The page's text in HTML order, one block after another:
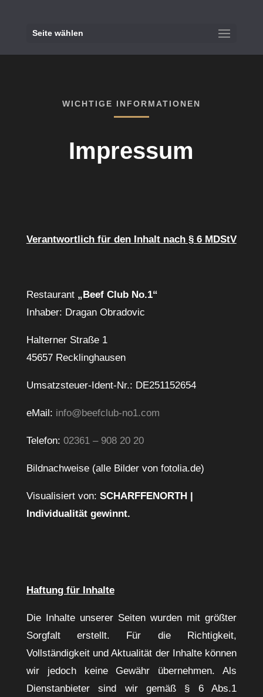
Seite wählen
WICHTIGE INFORMATIONEN
Impressum
Verantwortlich für den Inhalt nach § 6 MDStV
Restaurant „Beef Club No.1“
Inhaber: Dragan Obradovic
Halterner Straße 1
45657 Recklinghausen
Umsatzsteuer-Ident-Nr.: DE251152654
eMail: info@beefclub-no1.com
Telefon: 02361 – 908 20 20
Bildnachweise (alle Bilder von fotolia.de)
Visualisiert von: SCHARFFENORTH |
Individualität gewinnt.
Haftung für Inhalte
Die Inhalte unserer Seiten wurden mit größter
Sorgfalt erstellt. Für die Richtigkeit,
Vollständigkeit und Aktualität der Inhalte können
wir jedoch keine Gewähr übernehmen. Als
Dienstanbieter sind wir gemäß § 6 Abs.1